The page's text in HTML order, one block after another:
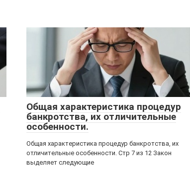
Общая характеристика процедур
банкротства, их отличительные
особенности.
Общая характеристика процедур банкротства, их
отличительные особенности. Стр 7 из 12 Закон
выделяет следующие